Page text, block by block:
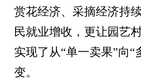
赏花经济、采摘经济持
民就业增收，更让园艺
实现了从“单一卖果”向“
变。